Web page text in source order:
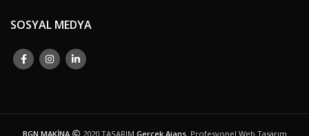
SOSYAL MEDYA
BGN MAKİNA 2020 TASARIM Gerçek Ajans. Profesyonel Web Tasarım